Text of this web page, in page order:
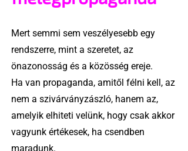
Mert semmi sem veszélyesebb egy
rendszerre, mint a szeretet, az
önazonosság és a közösség ereje.
Ha van propaganda, amitől félni kell, az
nem a szivárványzászló, hanem az,
amelyik elhiteti velünk, hogy csak akkor
vagyunk értékesek, ha csendben
maradunk.